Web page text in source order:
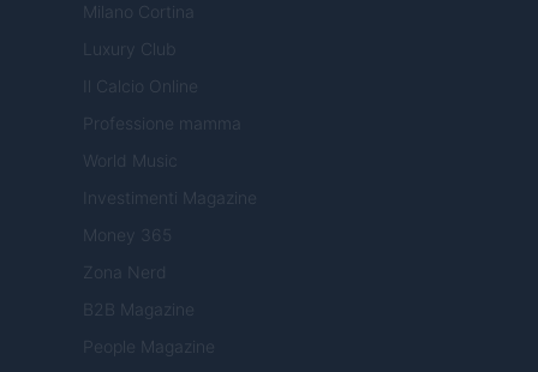
Milano Cortina
Luxury Club
Il Calcio Online
Professione mamma
World Music
Investimenti Magazine
Money 365
Zona Nerd
B2B Magazine
People Magazine